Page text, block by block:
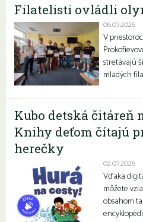
Filatelisti ovládli
06.07.2026
V
stretávajú
mladých
Kubo detská čitáreň
Knihy deťom čítajú
herečky
02.07.2026
Vďaka
môžete
obsahom